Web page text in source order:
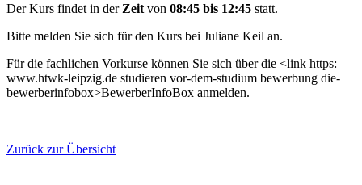
Der Kurs findet in der Zeit von 08:45 bis 12:45 statt.
Bitte melden Sie sich für den Kurs bei Juliane Keil an.
Für die fachlichen Vorkurse können Sie sich über die <link https:
www.htwk-leipzig.de studieren vor-dem-studium bewerbung die-
bewerberinfobox>BewerberInfoBox anmelden.
Zurück zur Übersicht